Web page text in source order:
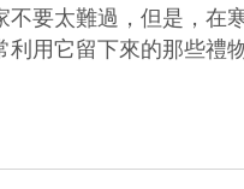
要太難過，但是，在
用它留下來的那些禮物